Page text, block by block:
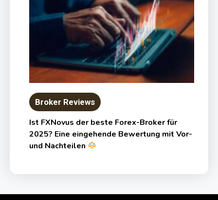
Broker Reviews
Ist FXNovus der beste Forex-Broker für
2025? Eine eingehende Bewertung mit Vor-
und Nachteilen